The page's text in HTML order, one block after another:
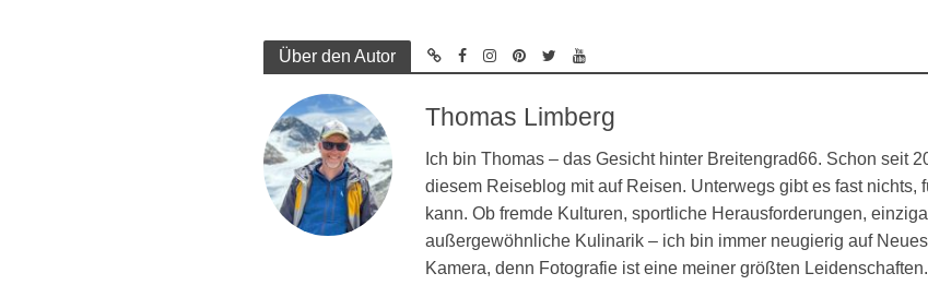
Über den Autor
Thomas Limberg
Ich bin Thomas – das Gesicht hinter Breitengrad66. Schon seit
diesem Reiseblog mit auf Reisen. Unterwegs gibt es fast nichts,
kann. Ob fremde Kulturen, sportliche Herausforderungen,
außergewöhnliche Kulinarik – ich bin immer neugierig auf
Kamera, denn Fotografie ist eine meiner größten